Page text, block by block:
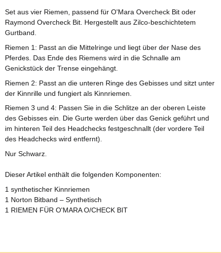
Set aus vier Riemen, passend für O'Mara Overcheck Bit oder
Raymond Overcheck Bit. Hergestellt aus Zilco-beschichtetem
Gurtband.
Riemen 1: Passt an die Mittelringe und liegt über der Nase des
Pferdes. Das Ende des Riemens wird in die Schnalle am
Genickstück der Trense eingehängt.
Riemen 2: Passt an die unteren Ringe des Gebisses und sitzt unter
der Kinnrille und fungiert als Kinnriemen.
Riemen 3 und 4: Passen Sie in die Schlitze an der oberen Leiste
des Gebisses ein. Die Gurte werden über das Genick geführt und
im hinteren Teil des Headchecks festgeschnallt (der vordere Teil
des Headchecks wird entfernt).
Nur Schwarz.
Dieser Artikel enthält die folgenden Komponenten:
1 synthetischer Kinnriemen
1 Norton Bitband – Synthetisch
1 RIEMEN FÜR O'MARA O/CHECK BIT